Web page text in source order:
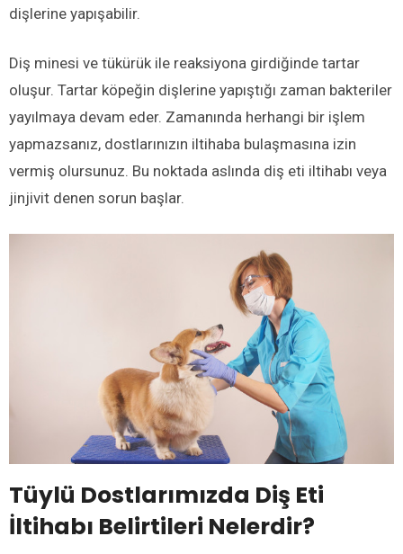
dişlerine yapışabilir.
Diş minesi ve tükürük ile reaksiyona girdiğinde tartar
oluşur. Tartar köpeğin dişlerine yapıştığı zaman bakteriler
yayılmaya devam eder. Zamanında herhangi bir işlem
yapmazsanız, dostlarınızın iltihaba bulaşmasına izin
vermiş olursunuz. Bu noktada aslında diş eti iltihabı veya
jinjivit denen sorun başlar.
Tüylü Dostlarımızda Diş Eti
İltihabı Belirtileri Nelerdir?